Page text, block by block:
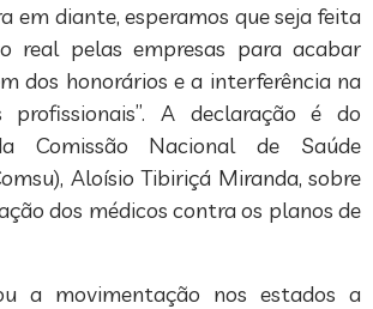
em diante, esperamos que seja feita
real pelas empresas para acabar
dos honorários e a interferência na
profissionais”. A declaração é do
Comissão Nacional de Saúde
Aloísio Tibiriçá Miranda, sobre
dos médicos contra os planos de
a movimentação nos estados a